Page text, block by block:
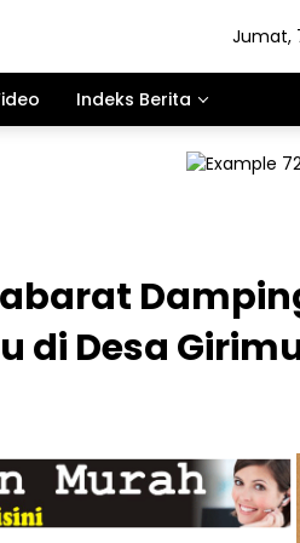
Jumat,
Indeks Berita
di Desa